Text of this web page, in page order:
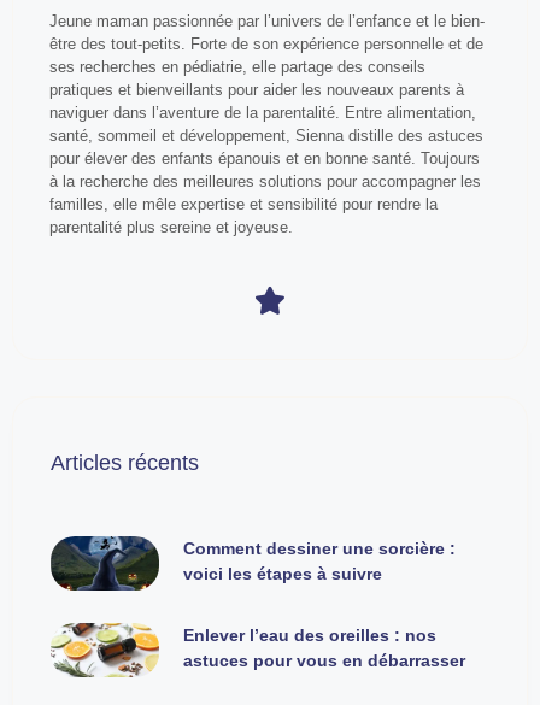
Jeune maman passionnée par l’univers de l’enfance et le bien-
être des tout-petits. Forte de son expérience personnelle et de
ses recherches en pédiatrie, elle partage des conseils
pratiques et bienveillants pour aider les nouveaux parents à
naviguer dans l’aventure de la parentalité. Entre alimentation,
santé, sommeil et développement, Sienna distille des astuces
pour élever des enfants épanouis et en bonne santé. Toujours
à la recherche des meilleures solutions pour accompagner les
familles, elle mêle expertise et sensibilité pour rendre la
parentalité plus sereine et joyeuse.
Articles récents
Comment dessiner une sorcière :
voici les étapes à suivre
Enlever l’eau des oreilles : nos
astuces pour vous en débarrasser